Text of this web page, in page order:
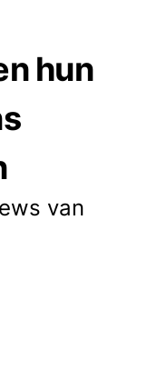
hun
van